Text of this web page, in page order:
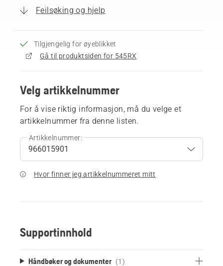
Feilsøking og hjelp
Tilgjengelig for øyeblikket
Gå til produktsiden for 545RX
Velg artikkelnummer
For å vise riktig informasjon, må du velge et
artikkelnummer fra denne listen.
Artikkelnummer:
Hvor finner jeg artikkelnummeret mitt
Supportinnhold
Håndbøker og dokumenter (1)